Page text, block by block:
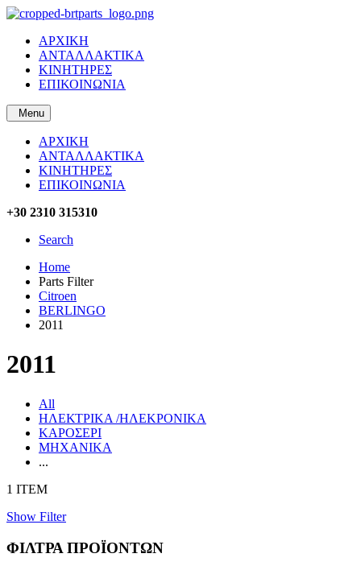
ΑΡΧΙΚΗ
ΑΝΤΑΛΛΑΚΤΙΚΑ
ΚΙΝΗΤΗΡΕΣ
ΕΠΙΚΟΙΝΩΝΙΑ
Menu
ΑΡΧΙΚΗ
ΑΝΤΑΛΛΑΚΤΙΚΑ
ΚΙΝΗΤΗΡΕΣ
ΕΠΙΚΟΙΝΩΝΙΑ
+30 2310 315310
Search
Home
Parts Filter
Citroen
BERLINGO
2011
2011
All
ΗΛΕΚΤΡΙΚΑ /ΗΛΕΚΡΟΝΙΚΑ
ΚΑΡΟΣΕΡΙ
ΜΗΧΑΝΙΚΑ
...
1 ITEM
Show Filter
ΦΙΛΤΡΑ ΠΡΟΪΟΝΤΩΝ